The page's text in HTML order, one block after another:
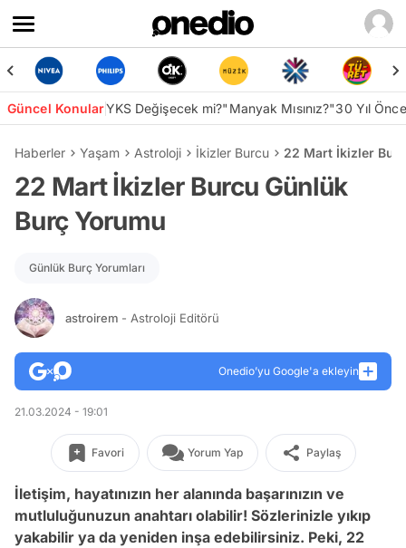
Güncel KonularYKS Değişecek mi?"Manyak Mısınız?"30 Yıl
Haberler Yaşam Astroloji İkizler Burcu 22 Mart İkizler
22 Mart İkizler Burcu Günlük
Burç Yorumu
Günlük Burç Yorumları
astroirem - Astroloji Editörü
Onedio’yu Google'a ekleyin
21.03.2024 - 19:01
Favori Yorum Yap Paylaş
İletişim, hayatınızın her alanında başarınızın ve
mutluluğunuzun anahtarı olabilir! Sözlerinizle yıkıp
yakabilir ya da yeniden inşa edebilirsiniz. Peki, 22